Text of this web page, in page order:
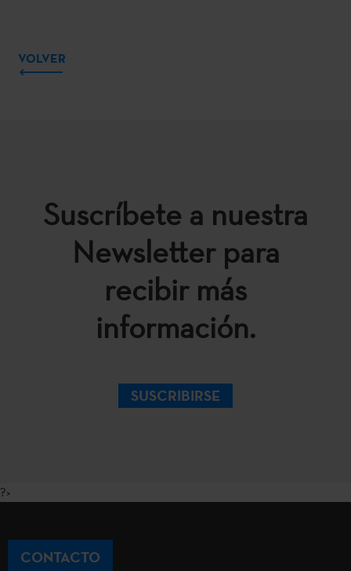
VOLVER
Suscríbete a nuestra
Newsletter para
recibir más
información.
SUSCRIBIRSE
?>
CONTACTO